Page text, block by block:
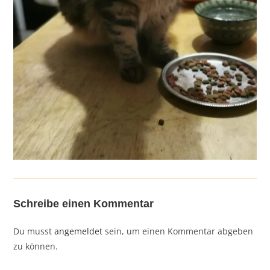
Schreibe einen Kommentar
Du musstangemeldet sein, um einen Kommentar abgeben
zu können.